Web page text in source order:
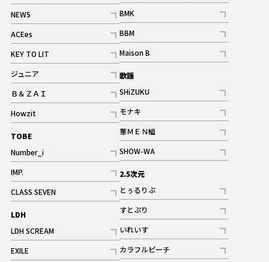
記事
NEWS
記事
ACEes
記事
KEY TO LIT
記事
ジュニア
記事
Ｂ＆ＺＡＩ
記事
Howzit
記事
TOBE
Number_i
記事
IMP.
記事
CLASS SEVEN
記事
LDH
LDH SCREAM
記事
EXILE
記事
BMK
記事
BBM
記事
ギャラリー
Maison B
記事
歌謡
SHiZUKU
記事
モナキ
記事
華ＭＥＮ組
記事
SHOW-WA
記事
2.5次元
とぅるりぶ
記事
すとぷり
記事
ギャラリー
いれいす
記事
ギャラリー
カラフルピーチ